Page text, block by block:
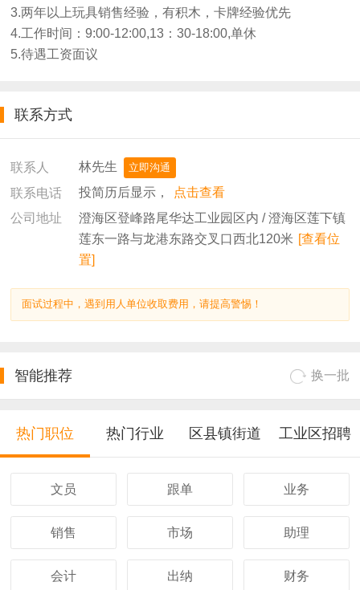
3.两年以上玩具销售经验，有积木，卡牌经验优先
4.工作时间：9:00-12:00,13：30-18:00,单休
5.待遇工资面议
联系方式
联系人 林先生 立即沟通
联系电话 投简历后显示，
点击查看
公司地址
澄海区登峰路尾华达工业园区内 / 澄海区莲下镇
莲东一路与龙港东路交叉口西北120米 [查看位
置]
面试过程中，遇到用人单位收取费用，请提高警惕！
智能推荐 换一批
热门职位 热门行业 区县镇街道 工业区招聘
文员 跟单 业务
销售 市场 助理
会计 出纳 财务